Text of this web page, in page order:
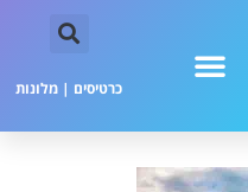
כרטיסים | מלונות